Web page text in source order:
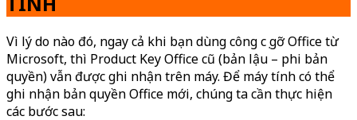
Vì lý do nào đó, ngay cả khi bạn dùng công cụ gỡ Office từ
Microsoft, thì Product Key Office cũ (bản lậu – phi bản
quyền) vẫn được ghi nhận trên máy. Để máy tính có thể
ghi nhận bản quyền Office mới, chúng ta cần thực hiện
các bước sau: